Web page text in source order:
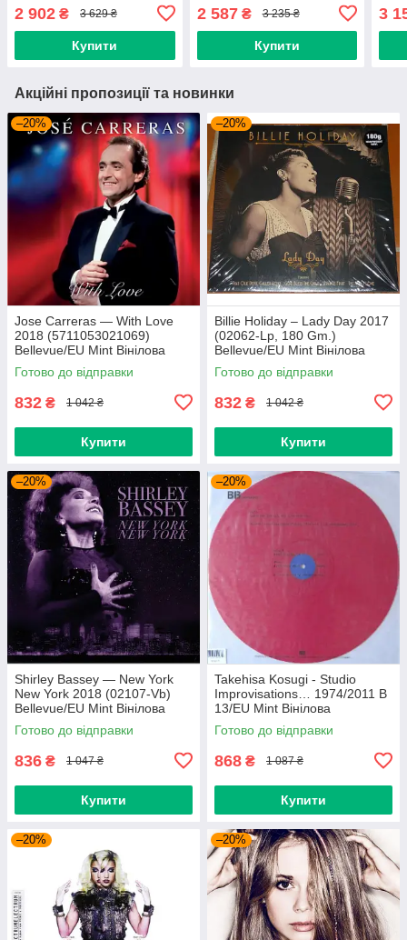
(art.244207)
2 902 ₴ 3 629 ₴
Купити
(art.245464)
2 587₴ 3 235 ₴
Купити
3
Акційні пропозиції та новинки
–20%
Jose Carreras — With Love
2018 (5711053021069)
Bellevue/EU Mint Вінілова
платівка (art.239665)
Готово до відправки
832 ₴ 1 042 ₴
Купити
–20%
Billie Holiday – Lady Day 2017
(02062-Lp, 180 Gm.)
Bellevue/EU Mint Вінілова
платівка (art.238958)
Готово до відправки
832 ₴ 1 042 ₴
Купити
–20%
Shirley Bassey — New York
New York 2018 (02107-Vb)
Bellevue/EU Mint Вінілова
платівка (art.238985)
Готово до відправки
836 ₴ 1 047 ₴
Купити
–20%
Takehisa Kosugi - Studio
Improvisations… 1974/2011 B
13/EU Mint Вінілова
пластинка (art.232754)
Готово до відправки
868 ₴ 1 087 ₴
Купити
–20% –20%